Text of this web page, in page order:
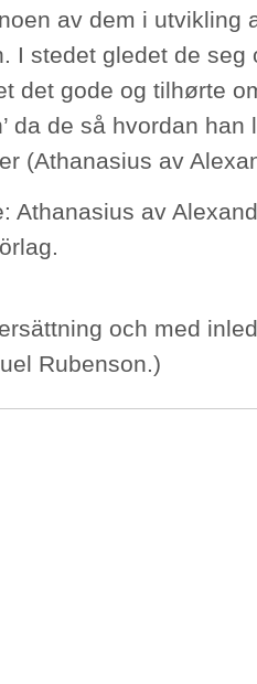
av dem i utvikling
I stedet gledet de seg
det gode og tilhørte
da de så hvordan
(Athanasius av
Athanasius av
och med
Rubenson.)